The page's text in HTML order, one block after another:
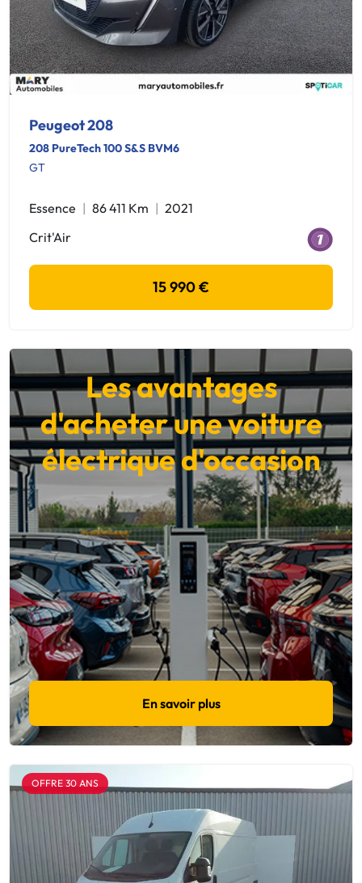
Peugeot 208
208 PureTech 100 S&S BVM6
GT
Essence 86 411 Km
2021
Crit'Air
15 990 €
Les avantages
d'acheter une voiture
électrique d'occasion
En savoir plus
OFFRE 30 ANS